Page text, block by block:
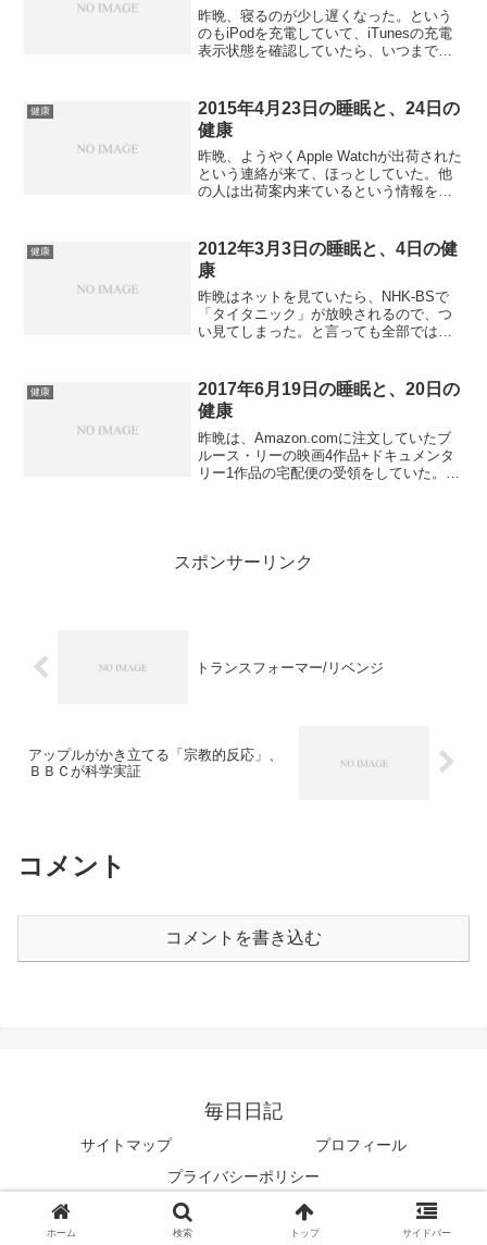
昨晩、寝るのが少し遅くなった。という
のもiPodを充電していて、iTunesの充電
表示状態を確認していたら、いつまで経
電のマークが付いているのを確認してか
ら寝たので...
健康
2015年4月23日の睡眠と、24日の
健康
昨晩、ようやくApple Watchが出荷された
という連絡が来て、ほっとしていた。他
の人は出荷案内来ているという情報をネ
話もあるようだし、ラッキーというべき
か。風呂から...
健康
2012年3月3日の睡眠と、4日の健
康
昨晩はネットを見ていたら、NHK-BSで
「タイタニック」が放映されるので、つ
い見てしまった。と言っても全部ではな
半面白くなってきたところで、就寝し
た。トイレに夜中...
健康
2017年6月19日の睡眠と、20日の
健康
昨晩は、Amazon.comに注文していたブ
ルース・リーの映画4作品+ドキュメンタ
リー1作品の宅配便の受領をしていた。既
スポンサーリンク
トランスフォーマー/リベンジ
アップルがかき立てる「宗教的反応」、
ＢＢＣが科学実証
コメント
コメントを書き込む
毎日日記
サイトマップ
プロフィール
プライバシーポリシー
© 2010 毎日日記.
ホーム 検索 トップ サイドバー